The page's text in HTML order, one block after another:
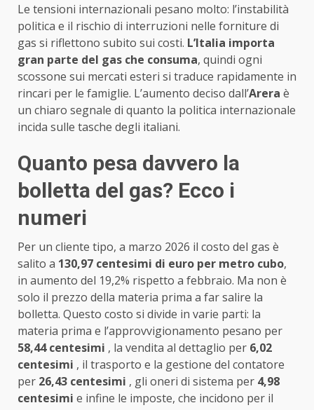
Le tensioni internazionali pesano molto: l’instabilità
politica e il rischio di interruzioni nelle forniture di
gas si riflettono subito sui costi. L’Italia importa
gran parte del gas che consuma, quindi ogni
scossone sui mercati esteri si traduce rapidamente in
rincari per le famiglie. L’aumento deciso dall’Arera è
un chiaro segnale di quanto la politica internazionale
incida sulle tasche degli italiani.
Quanto pesa davvero la
bolletta del gas? Ecco i
numeri
Per un cliente tipo, a marzo 2026 il costo del gas è
salito a 130,97 centesimi di euro per metro cubo,
in aumento del 19,2% rispetto a febbraio. Ma non è
solo il prezzo della materia prima a far salire la
bolletta. Questo costo si divide in varie parti: la
materia prima e l’approvvigionamento pesano per
58,44 centesimi , la vendita al dettaglio per 6,02
centesimi , il trasporto e la gestione del contatore
per 26,43 centesimi , gli oneri di sistema per 4,98
centesimi e infine le imposte, che incidono per il